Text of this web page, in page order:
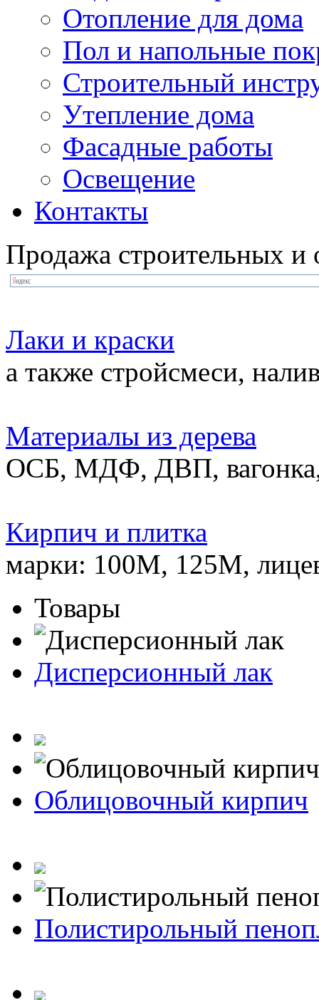
Отопление для дома
Пол и напольные
Строительный
Утепление дома
Фасадные работы
Освещение
Контакты
Продажа строительных и
Лаки и краски
а также стройсмеси,
Материалы из дерева
ОСБ, МДФ, ДВП,
Кирпич и плитка
марки: 100М, 125М,
Товары
Дисперсионный лак
Облицовочный кирпич
Полистирольный